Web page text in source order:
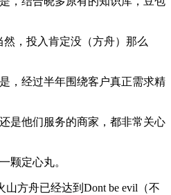
，投入肯定没（方舟）那么
，经过半年围绕客户真正需求精
是他们服务的商家，都非常关心
颗定心丸。
方舟已经达到Dont be evil（不